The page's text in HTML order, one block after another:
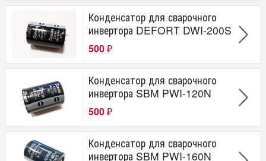
Конденсатор для сварочного
инвертора DEFORT DWI-200S
500 ₽
Конденсатор для сварочного
инвертора SBM PWI-120N
500 ₽
Конденсатор для сварочного
инвертора SBM PWI-160N